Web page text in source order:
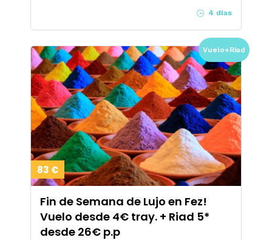
4 días
Vuelo+Riad
83 €
Fin de Semana de Lujo en Fez!
Vuelo desde 4€ tray. + Riad 5*
desde 26€ p.p